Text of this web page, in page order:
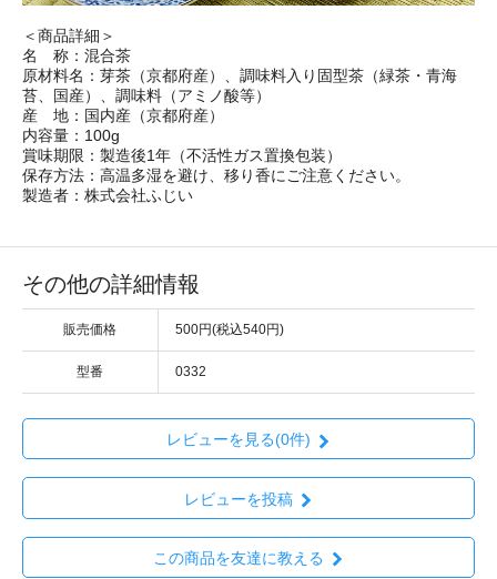
＜商品詳細＞
名 称：混合茶
原材料名：芽茶（京都府産）、調味料入り固型茶（緑茶・青海
苔、国産）、調味料（アミノ酸等）
産 地：国内産（京都府産）
内容量：100g
賞味期限：製造後1年（不活性ガス置換包装）
保存方法：高温多湿を避け、移り香にご注意ください。
製造者：株式会社ふじい
その他の詳細情報
販売価格 500円(税込540円)
型番 0332
レビューを見る(0件)
レビューを投稿
この商品を友達に教える